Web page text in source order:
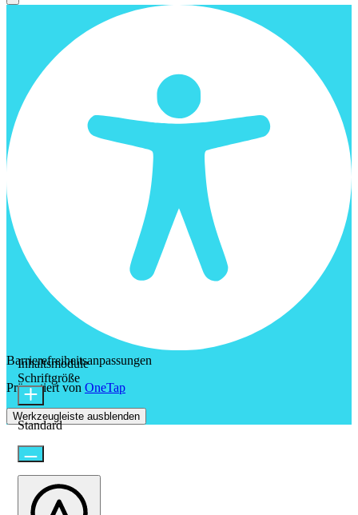
Barrierefreiheitsanpassungen
Präsentiert von OneTap
Werkzeugleiste ausblenden
Inhaltsmodule
Schriftgröße
Standard